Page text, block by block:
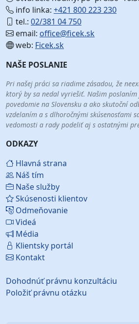
info linka: +421 800 223 230
tel.: 02/381 04 750
email: office@ficek.sk
web: Ficek.sk
NAŠE POSLANIE
Pri našej práci sa riadime zásadou, že
ktorý by sa nedal vyriešiť. Našim
povedomie na Slovensku a ako skutoční
vzdelaním a s dlhoročnými skúsenosťami
vedomosti a rady podeliť aj s ostatnými
ODKAZY
Hlavná strana
Náš tím
Naše služby
Skúsenosti klientov
Odmeňovanie
Videá
Média
Klientsky portál
Kontakt
Dohodnúť právnu konzultáciu
Položiť právnu otázku